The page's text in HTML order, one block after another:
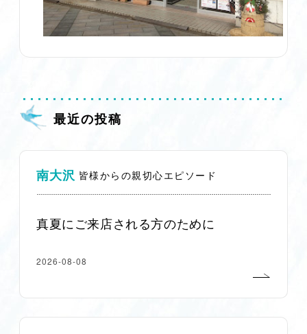
最近の投稿
南大沢 皆様からの親切心エピソード
真夏にご来店される方のために
2026-08-08